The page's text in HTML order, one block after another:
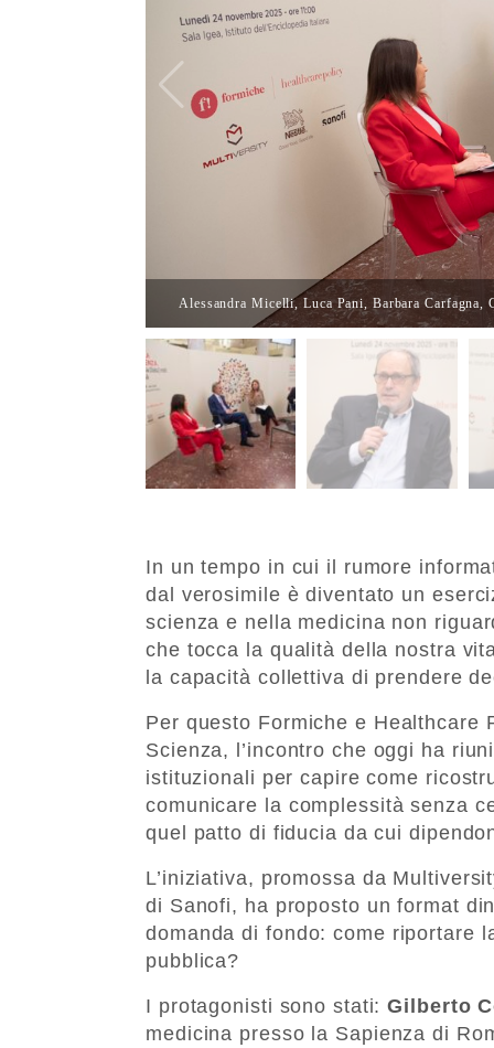
Alessandra Micelli, Luca Pani, Barbara Carfagna,
In un tempo in cui il rumore
dal verosimile è diventato un
scienza e nella medicina non
che tocca la qualità della nostra
la capacità collettiva di prendere
Per questo Formiche e Healthcare
Scienza, l’incontro che oggi ha
istituzionali per capire come
comunicare la complessità senza
quel patto di fiducia da cui
L’iniziativa, promossa da
di Sanofi, ha proposto un format
domanda di fondo: come riportare
pubblica?
I protagonisti sono stati:Gilberto
medicina presso la Sapienza di